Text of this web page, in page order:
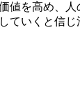
値を高め、人
ていくと信じ